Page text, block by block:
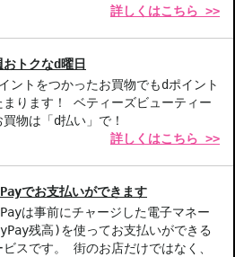
方
探している方
詳しくはこちら >>
おトクなd曜日
ントをつかったお買物でもdポイント
まります！ ベティーズビューティー
買物は「d払い」で！
詳しくはこちら >>
でお支払いができます
は事前にチャージした電子マネー
残高)を使ってお支払いができる
ビスです。 街のお店だけではなく、